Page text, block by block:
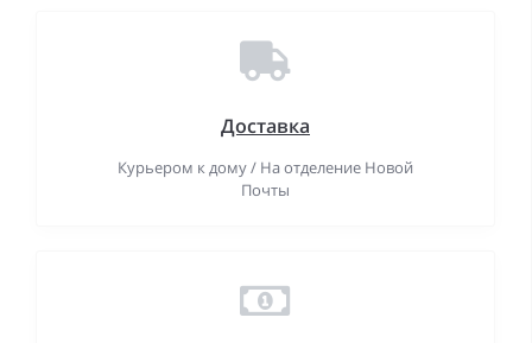
Доставка
Курьером к дому / На отделение Новой
Почты